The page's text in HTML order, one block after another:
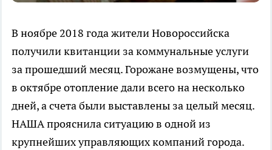
В ноябре 2018 года жители Новороссийска
получили квитанции за коммунальные услуги
за прошедший месяц. Горожане возмущены, что
в октябре отопление дали всего на несколько
дней, а счета были выставлены за целый месяц.
НАША прояснила ситуацию в одной из
крупнейших управляющих компаний города.